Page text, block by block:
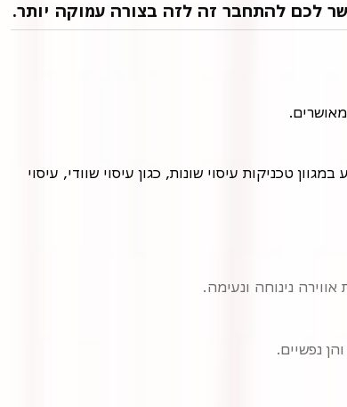
לכם להתחבר זה לזה בצורה עמוקה יותר.
נינוחה ונעימה.
נפשיים.